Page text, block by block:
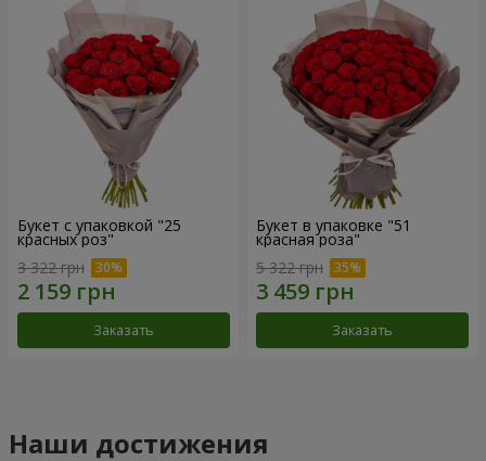
Букет с упаковкой "25
красных роз"
3 322 грн
Заказать
Букет в упаковке "51
красная роза"
5 322 грн
Заказать
Наши достижения